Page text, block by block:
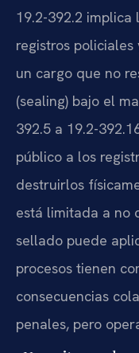
19.2-392.2
registros
un cargo que no
(sealing) bajo el
392.5 a 19.2-
público a los
destruirlos
está limitada a no
sellado puede
procesos tienen
consecuencias
penales, pero